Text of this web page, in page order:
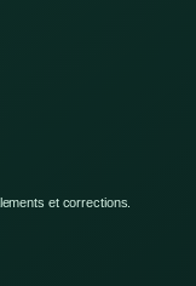
et corrections.